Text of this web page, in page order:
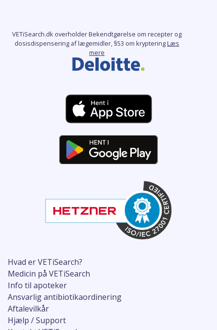
Hvad er VETiSearch?
Medicin på VETiSearch
Info til apoteker
Ansvarlig antibiotikaordinering
Aftalevilkår
Hjælp / Support
VETiSearch.dk overholder Bekendtgørelse om recepter og
dosisdispensering af lægemidler, §53 om krypteringLæs
mere